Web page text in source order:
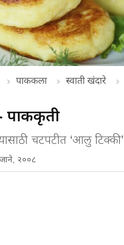
पाककला
स्वाती खंदारे
पाककृती
चटपटीत ‘आलु टिक्की’
२००८